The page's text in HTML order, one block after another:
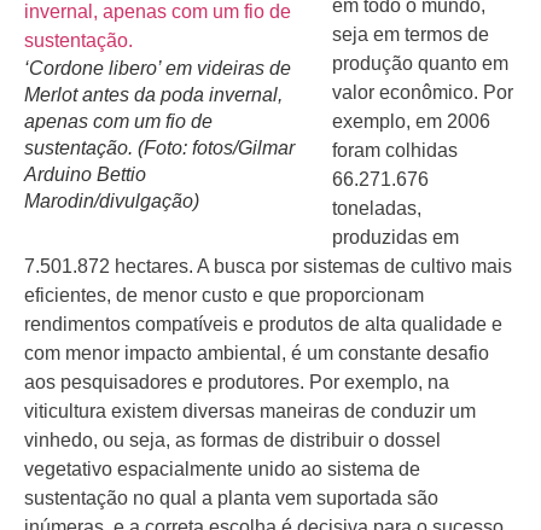
‘Cordone libero’ em videiras de
Merlot antes da poda invernal,
apenas com um fio de
sustentação. (Foto: fotos/Gilmar
Arduino Bettio
Marodin/divulgação)
em todo o mundo,
seja em termos de
produção quanto em
valor econômico. Por
exemplo, em 2006
foram colhidas
66.271.676
toneladas,
produzidas em
7.501.872 hectares. A busca por sistemas de cultivo mais
eficientes, de menor custo e que proporcionam
rendimentos compatíveis e produtos de alta qualidade e
com menor impacto ambiental, é um constante desafio
aos pesquisadores e produtores. Por exemplo, na
viticultura existem diversas maneiras de conduzir um
vinhedo, ou seja, as formas de distribuir o dossel
vegetativo espacialmente unido ao sistema de
sustentação no qual a planta vem suportada são